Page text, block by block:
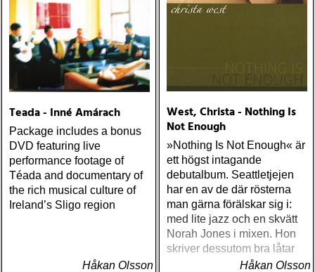
Teada - Inné Amárach
Package includes a bonus
DVD featuring live
performance footage of
Téada and documentary of
the rich musical culture of
Ireland’s Sligo region
Håkan Olsson
West, Christa - Nothing Is
Not Enough
»Nothing Is Not Enough« är
ett högst intagande
debutalbum. Seattletjejen
har en av de där rösterna
man gärna förälskar sig i:
med lite jazz och en skvätt
Norah Jones i mixen. Hon
skriver dessutom bra låtar
Håkan Olsson